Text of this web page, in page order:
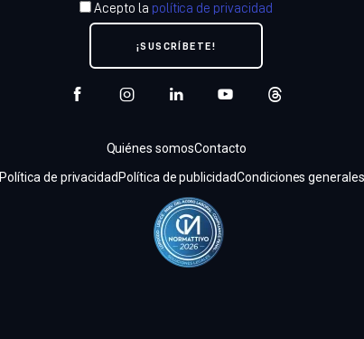
Acepto la política de privacidad
Quiénes somosContacto
Política de privacidad Política de publicidadCondiciones